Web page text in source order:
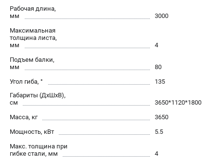
проспект Александровской Фермы, 29АЛ
Рабочая длина,
мм
3000
Максимальная
толщина листа,
мм
4
Подъем балки,
мм
80
Угол гиба, °
135
Габариты (ДхШхВ),
см
3650*1120*1800
Масса, кг
3650
Мощность, кВт
5.5
Макс. толщина при
гибке стали, мм
4